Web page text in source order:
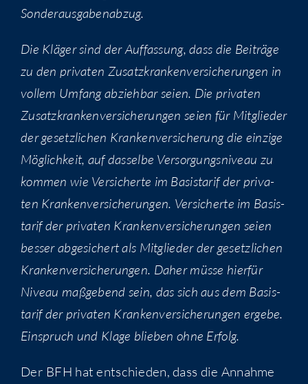
Sonderausgabenabzug.
Die Klä­ger sind der Auf­fas­sung, dass die Bei­trä­ge
zu den pri­va­ten Zusatz­kran­ken­ver­si­che­run­gen in
vol­lem Umfang abzieh­bar sei­en. Die pri­va­ten
Zusatz­kran­ken­ver­si­che­run­gen sei­en für Mit­glie­der
der gesetz­li­chen Kran­ken­ver­si­che­rung die ein­zi­ge
Mög­lich­keit, auf das­sel­be Ver­sor­gungs­ni­veau zu
kom­men wie Ver­si­cher­te im Basis­ta­rif der pri­va­
ten Kran­ken­ver­si­che­run­gen. Ver­si­cher­te im Basis­
ta­rif der pri­va­ten Kran­ken­ver­si­che­run­gen sei­en
bes­ser abge­si­chert als Mit­glie­der der gesetz­li­chen
Kran­ken­ver­si­che­run­gen. Daher müs­se hier­für
Niveau maß­ge­bend sein, das sich aus dem Basis­
ta­rif der pri­va­ten Kran­ken­ver­si­che­run­gen erge­be.
Ein­spruch und Kla­ge blie­ben ohne Erfolg.
Der BFH hat ent­schie­den, dass die Annah­me